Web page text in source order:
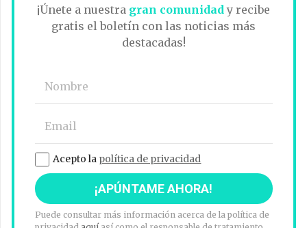
¡Únete a nuestra gran comunidady recibe
gratis el boletín con las noticias más
destacadas!
Acepto la política de privacidad
Puede consultar más información acerca de la política de